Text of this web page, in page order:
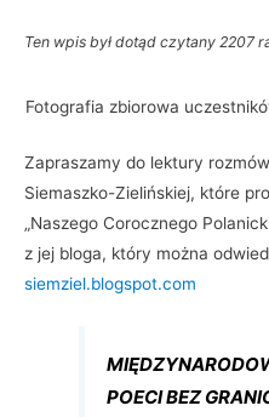
Ten wpis był dotąd czytany 2207
Fotografia zbiorowa
Zapraszamy do lektury
Siemaszko-Zielińskiej, które
„Naszego Corocznego
z jej bloga, który można
siemziel.blogspot.com
POECI BEZ